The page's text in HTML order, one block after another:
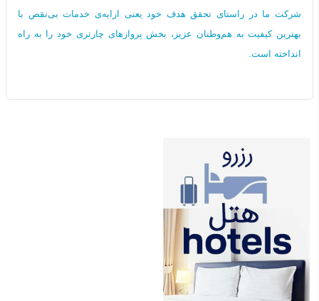
شرکت ما در راستای تحقق هدف خود یعنی ارایه‌ی خدمات بی‌نقص با
بهترین کیفیت به هم‌وطنان عزیز، بخش پروازهای چارتری خود را به راه
انداخته است.